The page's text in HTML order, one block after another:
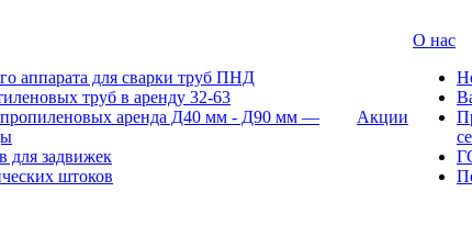
аппарата для сварки труб ПНД
труб в аренду 32-63
аренда Д40 мм - Д90 мм —
для задвижек
штоков
Акции
О нас